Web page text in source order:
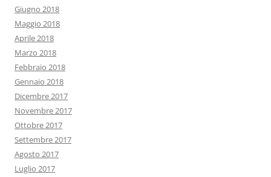
Giugno 2018
Maggio 2018
Aprile 2018
Marzo 2018
Febbraio 2018
Gennaio 2018
Dicembre 2017
Novembre 2017
Ottobre 2017
Settembre 2017
Agosto 2017
Luglio 2017